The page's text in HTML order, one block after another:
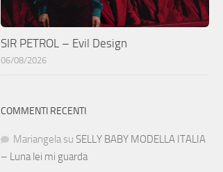
SIR PETROL – Evil Design
06/08/2026
COMMENTI RECENTI
Mariangela su SELLY BABY MODELLA ITALIA
– Luna lei mi guarda